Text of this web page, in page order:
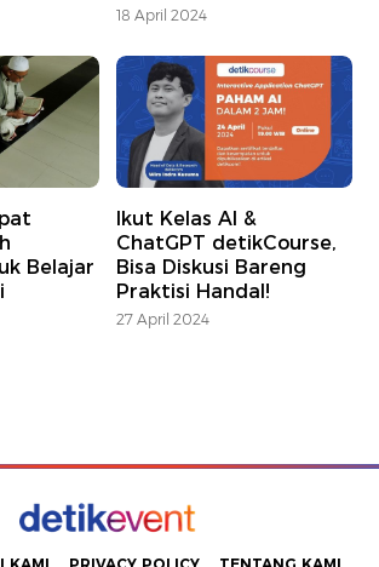
18 April 2024
Belajar
Ikut Kelas AI &
ChatGPT detikCourse,
Bisa Diskusi Bareng
Praktisi Handal!
27 April 2024